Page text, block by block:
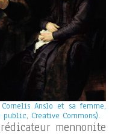
Anslo et sa femme,
Creative Commons).
mennonite